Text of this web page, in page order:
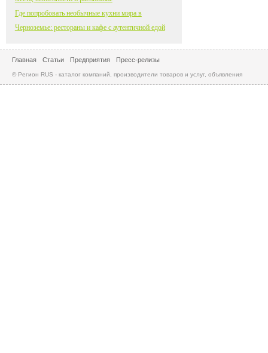
Где попробовать необычные кухни мира в
Черноземье: рестораны и кафе с аутентичной едой
Главная Статьи Предприятия Пресс-релизы
© Регион RUS - каталог компаний, производители товаров и услуг, объявления